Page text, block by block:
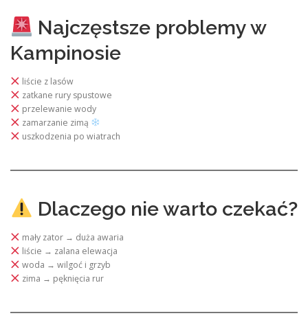
Najczęstsze problemy w
Kampinosie
liście z lasów
zatkane rury spustowe
przelewanie wody
zamarzanie zimą
uszkodzenia po wiatrach
Dlaczego nie warto czekać?
mały zator → duża awaria
liście → zalana elewacja
woda → wilgoć i grzyb
zima → pęknięcia rur